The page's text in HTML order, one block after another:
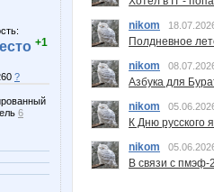
+1
?
6
nikom
Полдневное
nikom
Азбука для
nikom
К Дню русского
nikom
В связи с пмэф-